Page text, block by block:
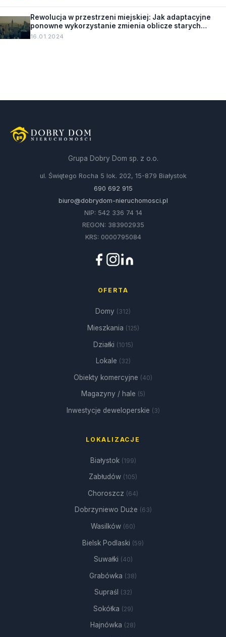
Rewolucja w przestrzeni miejskiej: Jak adaptacyjne
ponowne wykorzystanie zmienia oblicze starych
budynków.
16.01.2024
Grupa Dobry Dom sp. z o.o.
ul. Świętego Rocha 5 lok. 202, 15-879 Białystok
690 692 915
biuro@dobrydom-nieruchomosci.pl
NIP: 542 336 74 14
REGON: 383902935
KRS: 0000795084
OFERTA
Domy (312)
Mieszkania (125)
Działki (1015)
Lokale (32)
Obiekty komercyjne (40)
Magazyny / hale (5)
Inwestycje deweloperskie (3)
LOKALIZACJE
Białystok (199)
Zabłudów (105)
Choroszcz (64)
Dobrzyniewo Duże (63)
Wasilków (60)
Bielsk Podlaski (59)
Suwałki (40)
Grabówka (38)
Supraśl (32)
Sokółka (29)
Hajnówka (28)